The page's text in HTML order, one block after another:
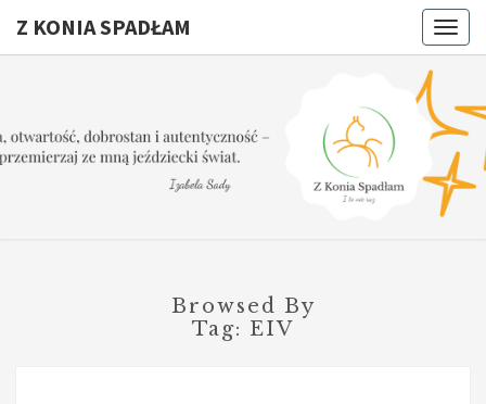
Z KONIA SPADŁAM
Z
Browsed By
Tag: EIV